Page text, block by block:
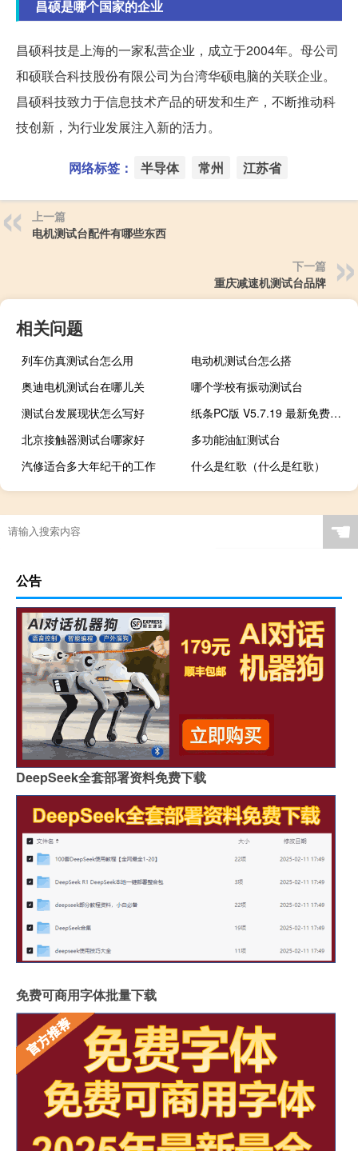
昌硕是哪个国家的企业
昌硕科技是上海的一家私营企业，成立于2004年。母公司
和硕联合科技股份有限公司为台湾华硕电脑的关联企业。
昌硕科技致力于信息技术产品的研发和生产，不断推动科
技创新，为行业发展注入新的活力。
网络标签： 半导体 常州 江苏省
上一篇
电机测试台配件有哪些东西
下一篇
重庆减速机测试台品牌
相关问题
列车仿真测试台怎么用
电动机测试台怎么搭
奥迪电机测试台在哪儿关
哪个学校有振动测试台
测试台发展现状怎么写好
纸条PC版 V5.7.19 最新免费版（纸条PC版 V5.7.19 最新免费版功能简介）
北京接触器测试台哪家好
多功能油缸测试台
汽修适合多大年纪干的工作
什么是红歌（什么是红歌）
☚
公告
DeepSeek全套部署资料免费下载
免费可商用字体批量下载